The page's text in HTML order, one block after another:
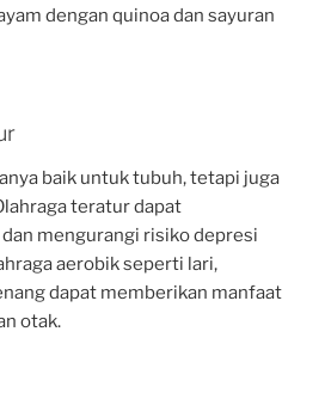
dengan quinoa dan sayuran
baik untuk tubuh, tetapi juga
teratur dapat
mengurangi risiko depresi
aerobik seperti lari,
dapat memberikan manfaat
otak.